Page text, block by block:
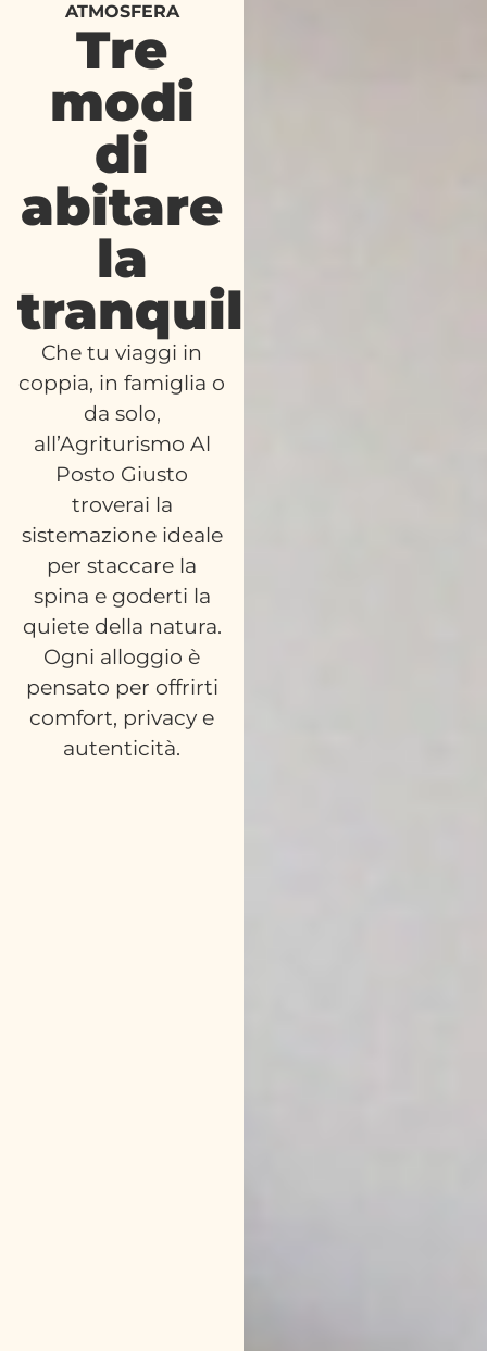
ATMOSFERA
Tre
modi
di
abitare
la
tranquillità
Che tu viaggi in
coppia, in famiglia o
da solo,
all’Agriturismo Al
Posto Giusto
troverai la
sistemazione ideale
per staccare la
spina e goderti la
quiete della natura.
Ogni alloggio è
pensato per offrirti
comfort, privacy e
autenticità.